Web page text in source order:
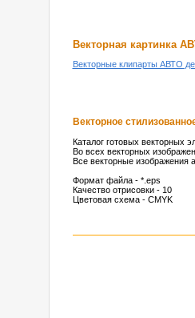
Векторная картинка
Векторные клипарты АВТО
Векторное
Каталог готовых векторных
Во всех векторных
Все векторные изображения
Формат файла - *.eps
Качество отрисовки - 10
Цветовая схема - CMYK